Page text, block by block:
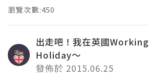
瀏覽次數:450
出走吧！我在英國Working
Holiday～
發佈於 2015.06.25